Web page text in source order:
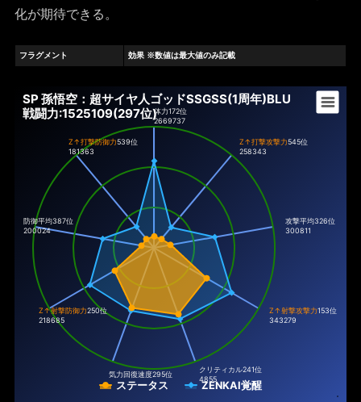
化が期待できる。
フラグメント 効果 ※数値は最大値のみ記載
SP 孫悟空：超サイヤ人ゴッドSSGSS(1周年)BLU
戦闘力:1525109(297位)
ステータス ZENKAI覚醒
体力172位
2669737
Z↑打撃攻撃力545位
258343
攻撃平均326位
300811
Z↑射撃攻撃力153位
343279
クリティカル241位
4855
気力回復速度295位
Z↑射撃防御力250位
218685
防御平均387位
200024
Z↑打撃防御力539位
181363